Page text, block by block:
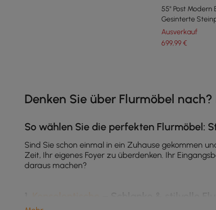
55" Post Modern
Gesinterte
Ausverkauf
699,99€
Denken Sie über Flurmöbel
So wählen Sie die perfekten Flurmöbel:
Sind Sie schon einmal in ein Zuhause gekommen
Zeit, Ihr eigenes Foyer zu überdenken. Ihr
daraus machen?